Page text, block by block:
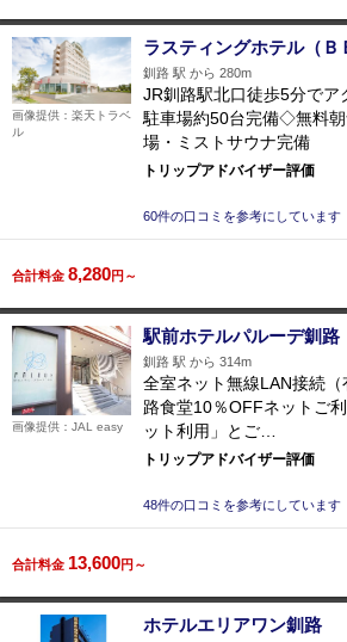
ラスティングホテル（Ｂ
釧路 駅 から 280m
JR釧路駅北口徒歩5分で
駐車場約50台完備◇無料
場・ミストサウナ完備
トリップアドバイザー評価
60件の口コミを参考にしています
画像提供：楽天トラベ
ル
合計料金 8,280円～
駅前ホテルパルーデ釧路
釧路 駅 から 314m
全室ネット無線LAN接続
路食堂10％OFFネットご
ット利用」とご…
トリップアドバイザー評価
48件の口コミを参考にしています
画像提供：JAL easy
合計料金 13,600円～
ホテルエリアワン釧路